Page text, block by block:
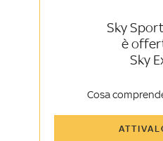
Sky
è
Sky
Cosa
Sky TG24 Insider